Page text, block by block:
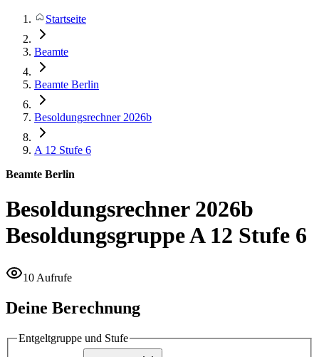
Startseite
Beamte
Beamte Berlin
Besoldungsrechner 2026b
A 12 Stufe 6
Beamte Berlin
Besoldungsrechner 2026b
Besoldungsgruppe A 12 Stufe 6
10 Aufrufe
Deine Berechnung
Entgeltgruppe und Stufe